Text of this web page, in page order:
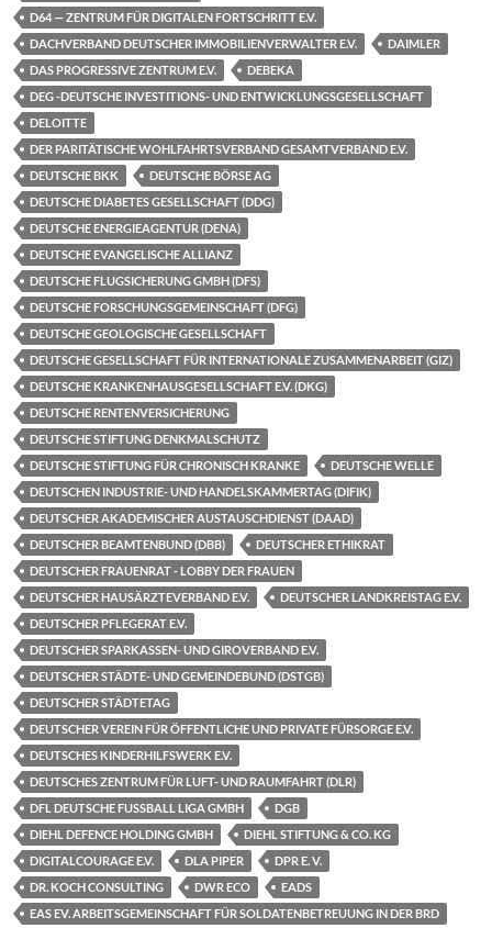
D64 — ZENTRUM FÜR DIGITALEN FORTSCHRITT E.V.
DACHVERBAND DEUTSCHER IMMOBILIENVERWALTER E.V.
DAIMLER
DAS PROGRESSIVE ZENTRUM E.V.
DEBEKA
DEG -DEUTSCHE INVESTITIONS- UND ENTWICKLUNGSGESELLSCHAFT
DELOITTE
DER PARITÄTISCHE WOHLFAHRTSVERBAND GESAMTVERBAND E.V.
DEUTSCHE BKK
DEUTSCHE BÖRSE AG
DEUTSCHE DIABETES GESELLSCHAFT (DDG)
DEUTSCHE ENERGIEAGENTUR (DENA)
DEUTSCHE EVANGELISCHE ALLIANZ
DEUTSCHE FLUGSICHERUNG GMBH (DFS)
DEUTSCHE FORSCHUNGSGEMEINSCHAFT (DFG)
DEUTSCHE GEOLOGISCHE GESELLSCHAFT
DEUTSCHE GESELLSCHAFT FÜR INTERNATIONALE ZUSAMMENARBEIT (GIZ)
DEUTSCHE KRANKENHAUSGESELLSCHAFT E.V. (DKG)
DEUTSCHE RENTENVERSICHERUNG
DEUTSCHE STIFTUNG DENKMALSCHUTZ
DEUTSCHE STIFTUNG FÜR CHRONISCH KRANKE
DEUTSCHE WELLE
DEUTSCHEN INDUSTRIE- UND HANDELSKAMMERTAG (DIFIK)
DEUTSCHER AKADEMISCHER AUSTAUSCHDIENST (DAAD)
DEUTSCHER BEAMTENBUND (DBB)
DEUTSCHER ETHIKRAT
DEUTSCHER FRAUENRAT - LOBBY DER FRAUEN
DEUTSCHER HAUSÄRZTEVERBAND E.V.
DEUTSCHER LANDKREISTAG E.V.
DEUTSCHER PFLEGERAT E.V.
DEUTSCHER SPARKASSEN- UND GIROVERBAND E.V.
DEUTSCHER STÄDTE- UND GEMEINDEBUND (DSTGB)
DEUTSCHER STÄDTETAG
DEUTSCHER VEREIN FÜR ÖFFENTLICHE UND PRIVATE FÜRSORGE E.V.
DEUTSCHES KINDERHILFSWERK E.V.
DEUTSCHES ZENTRUM FÜR LUFT- UND RAUMFAHRT (DLR)
DFL DEUTSCHE FUSSBALL LIGA GMBH
DGB
DIEHL DEFENCE HOLDING GMBH
DIEHL STIFTUNG & CO. KG
DIGITALCOURAGE E.V.
DLA PIPER
DPR E. V.
DR. KOCH CONSULTING
DWR ECO
EADS
EAS EV. ARBEITSGEMEINSCHAFT FÜR SOLDATENBETREUUNG IN DER BRD